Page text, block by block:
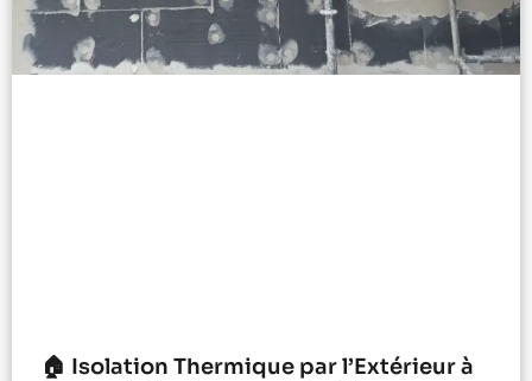
🏠 Isolation Thermique par l’Extérieur à